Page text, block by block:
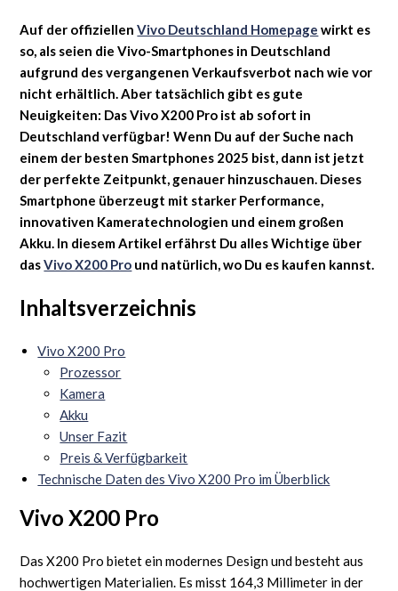
Auf der offiziellenVivo Deutschland Homepage wirkt es
so, als seien die Vivo-Smartphones in Deutschland
aufgrund des vergangenen Verkaufsverbot nach wie vor
nicht erhältlich. Aber tatsächlich gibt es gute
Neuigkeiten: Das Vivo X200 Pro ist ab sofort in
Deutschland verfügbar! Wenn Du auf der Suche nach
einem der besten Smartphones 2025 bist, dann ist jetzt
der perfekte Zeitpunkt, genauer hinzuschauen. Dieses
Smartphone überzeugt mit starker Performance,
innovativen Kameratechnologien und einem großen
Akku. In diesem Artikel erfährst Du alles Wichtige über
dasVivo X200 Pro und natürlich, wo Du es kaufen kannst.
Inhaltsverzeichnis
Vivo X200 Pro
Prozessor
Kamera
Akku
Unser Fazit
Preis & Verfügbarkeit
Technische Daten des Vivo X200 Pro im Überblick
Vivo X200 Pro
Das X200 Pro bietet ein modernes Design und besteht aus
hochwertigen Materialien. Es misst 164,3 Millimeter in der